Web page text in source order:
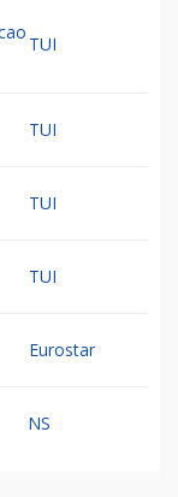
TUI
TUI
TUI
TUI
Eurostar
NS